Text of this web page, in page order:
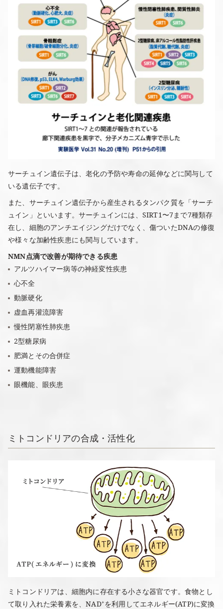
サーチュイン遺伝子は、老化の予防や寿命の延伸などに関与して
いる遺伝子です。
また、サーチュイン遺伝子から産生されるタンパク質を「サーチ
ュイン」といいます。サーチュインには、SIRT1〜7まで7種類存
在し、細胞のアンチエイジングだけでなく、傷ついたDNAの修復
や様々な加齢性疾患にも関与しています。
NMN点滴で改善が期待できる疾患
アルツハイマー病等の神経変性疾患
心不全
動脈硬化
虚血再灌流障害
慢性閉塞性肺疾患
2型糖尿病
肥満とその合併症
運動機能障害
眼機能、眼疾患
ミトコンドリアの合成・活性化
ミトコンドリアは、細胞内に存在する小さな器官です。食物とし
て取り入れた栄養素を、NAD⁺を利用してエネルギー(ATP)に変換